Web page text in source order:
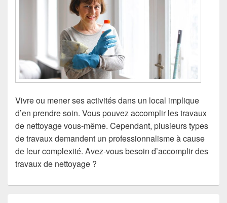
Vivre ou mener ses activités dans un local implique
d’en prendre soin. Vous pouvez accomplir les travaux
de nettoyage vous-même. Cependant, plusieurs types
de travaux demandent un professionnalisme à cause
de leur complexité. Avez-vous besoin d’accomplir des
travaux de nettoyage ?